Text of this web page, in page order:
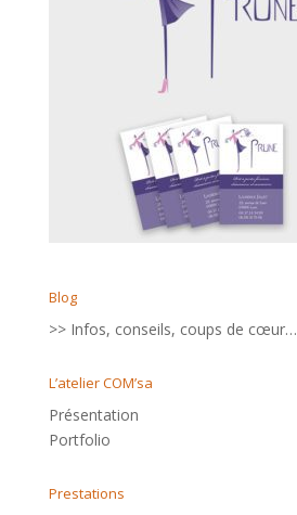
Blog
>> Infos, conseils, coups de cœur…
L’atelier COM’sa
Présentation
Portfolio
Prestations